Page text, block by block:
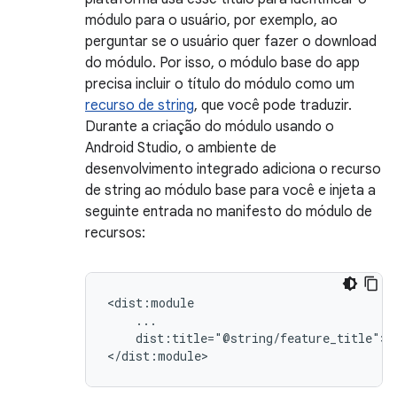
módulo para o usuário, por exemplo, ao
perguntar se o usuário quer fazer o download
do módulo. Por isso, o módulo base do app
precisa incluir o título do módulo como um
recurso de string, que você pode traduzir.
Durante a criação do módulo usando o
Android Studio, o ambiente de
desenvolvimento integrado adiciona o recurso
de string ao módulo base para você e injeta a
seguinte entrada no manifesto do módulo de
recursos:
dist:title="@string/feature_title">